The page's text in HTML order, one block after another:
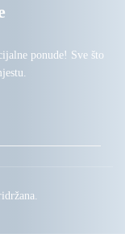
ponude! Sve što